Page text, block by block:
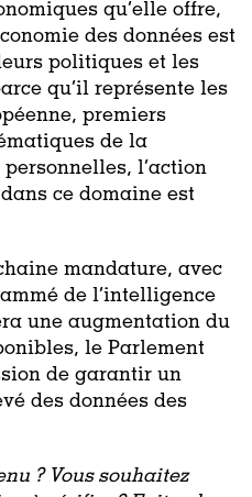
qu’elle offre,
des données est
politiques et les
arce qu’il représente les
premiers
de la
l’action
ce domaine est
mandature, avec
de l’intelligence
une augmentation du
, le Parlement
de garantir un
des données des
? Vous souhaitez